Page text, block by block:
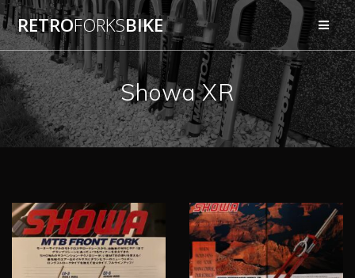
Przejdź
do
treści
RETROFORKSBIKE
Showa XR